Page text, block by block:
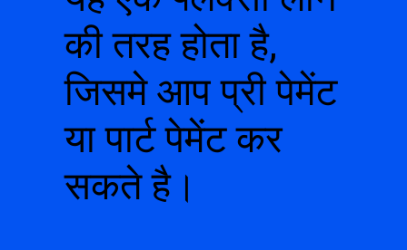
की तरह होता है,
जिसमे आप प्री पेमेंट
या पार्ट पेमेंट कर
सकते है।